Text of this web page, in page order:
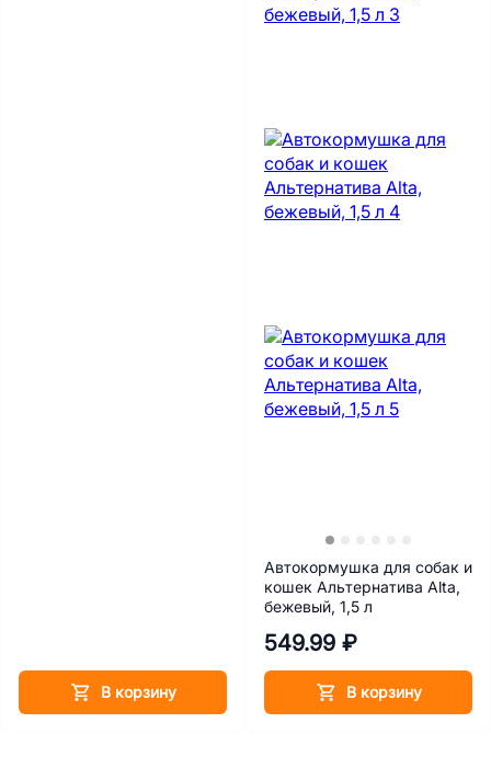
В корзину
Автокормушка для собак и
кошек Альтернатива Alta,
бежевый, 1,5 л
549.99 ₽
В корзину